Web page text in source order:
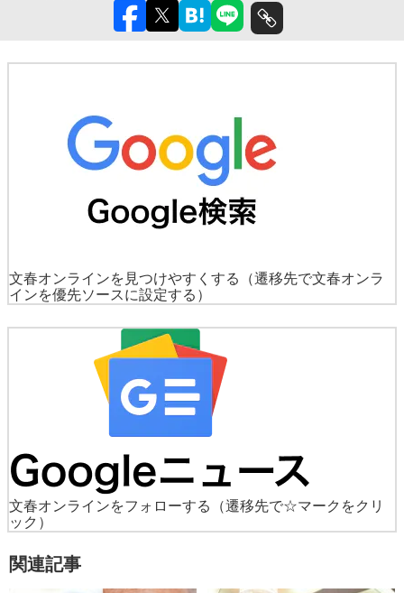
文春オンラインを見つけやすくする
（遷移先で文春オンラ
インを優先ソースに設定する）
文春オンラインをフォローする
（遷移先で☆マークをクリ
ック）
関連記事